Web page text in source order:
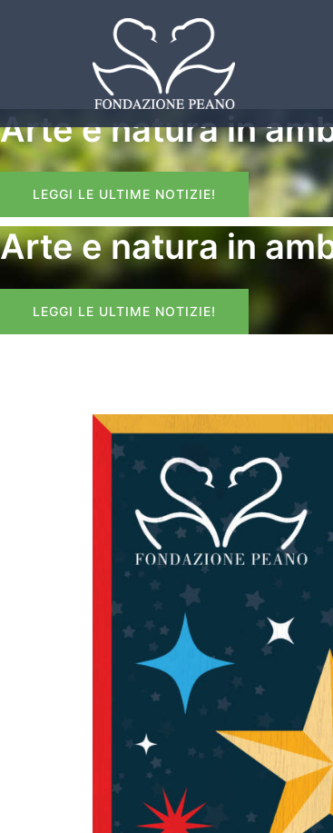
Arte e natura in
LEGGI LE ULTIME NOTIZIE!
Arte e natura in
LEGGI LE ULTIME NOTIZIE!